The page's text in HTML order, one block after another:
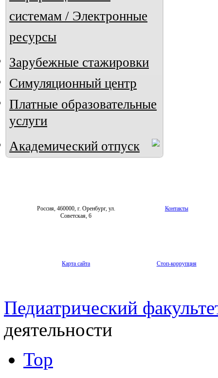
системам / Электронные
ресурсы
Зарубежные стажировки
Симуляционный центр
Платные образовательные
услуги
Академический отпуск
Россия, 460000, г. Оренбург, ул.
Советская, 6
Контакты
Карта сайта Стоп-коррупция
Педиатрический
деятельности
Top